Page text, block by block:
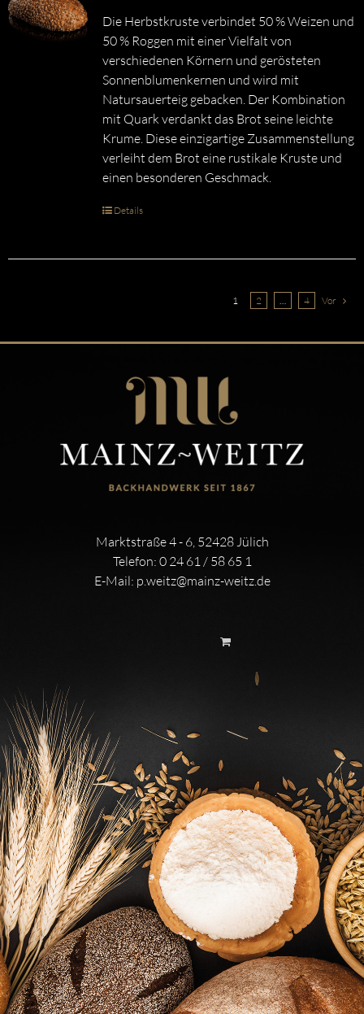
Die Herbstkruste verbindet 50 % Weizen und
50 % Roggen mit einer Vielfalt von
verschiedenen Körnern und gerösteten
Sonnenblumenkernen und wird mit
Natursauerteig gebacken. Der Kombination
mit Quark verdankt das Brot seine leichte
Krume. Diese einzigartige Zusammenstellung
verleiht dem Brot eine rustikale Kruste und
einen besonderen Geschmack.
Details
1 2 … 4 Vor
Marktstraße 4 - 6, 52428 Jülich
Telefon: 0 24 61 / 58 65 1
E-Mail: p.weitz@mainz-weitz.de